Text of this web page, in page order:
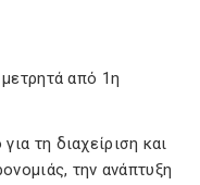
από 1η
τη διαχείριση και
την ανάπτυξη